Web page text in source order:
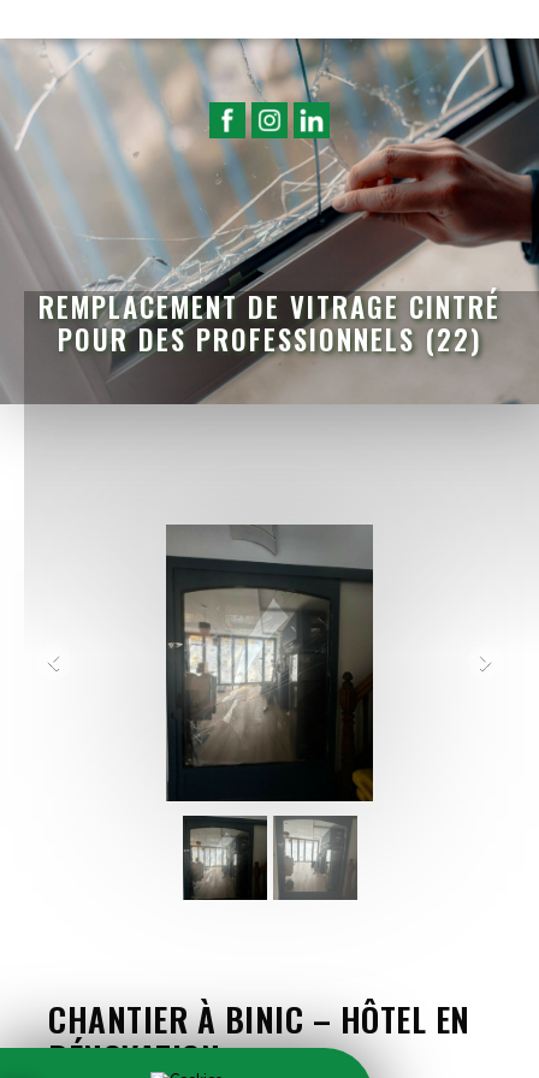
REMPLACEMENT DE VITRAGE CINTRÉ
POUR DES PROFESSIONNELS (22)
CHANTIER À BINIC – HÔTEL EN
RÉNOVATION